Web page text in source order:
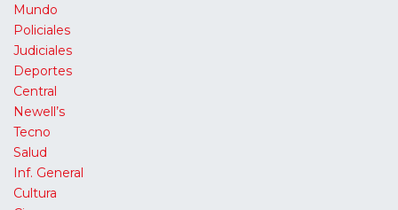
Mundo
Policiales
Judiciales
Deportes
Central
Newell’s
Tecno
Salud
Inf. General
Cultura